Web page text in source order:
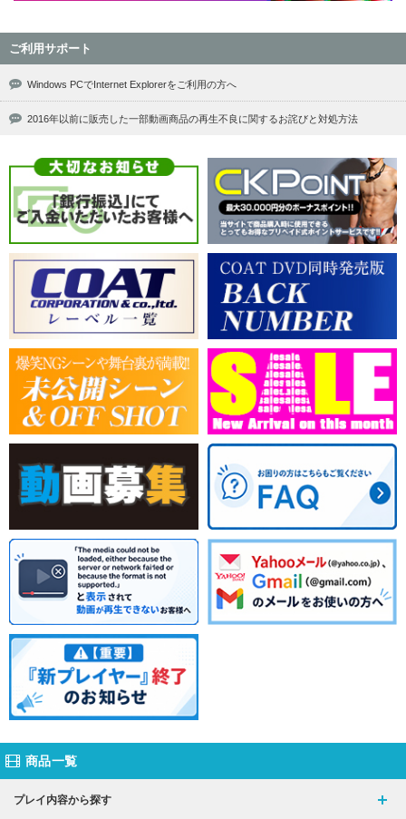
ご利用サポート
Windows PCでInternet Explorerをご利用の方へ
2016年以前に販売した一部動画商品の再生不良に関するお詫びと対処方法
商品一覧
プレイ内容から探す